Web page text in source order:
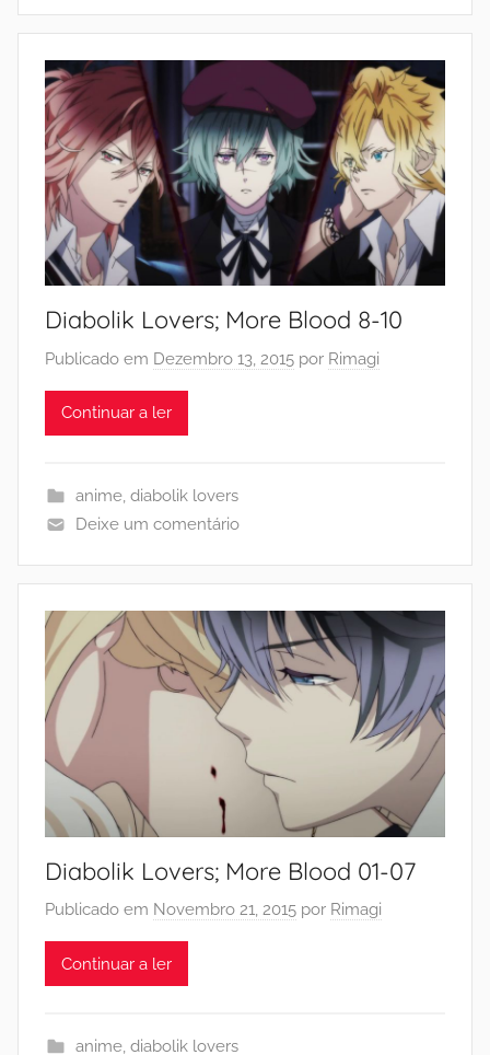
Diabolik Lovers; More Blood 8-10
Publicado em Dezembro 13, 2015 por Rimagi
Continuar a ler
anime, diabolik lovers
Deixe um comentário
Diabolik Lovers; More Blood 01-07
Publicado em Novembro 21, 2015 por Rimagi
Continuar a ler
anime, diabolik lovers